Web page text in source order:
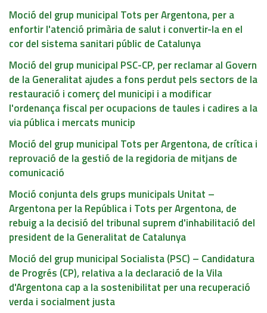
Moció del grup municipal Tots per Argentona, per a
enfortir l'atenció primària de salut i convertir-la en el
cor del sistema sanitari públic de Catalunya
Moció del grup municipal PSC-CP, per reclamar al Govern
de la Generalitat ajudes a fons perdut pels sectors de la
restauració i comerç del municipi i a modificar
l'ordenança fiscal per ocupacions de taules i cadires a la
via pública i mercats municip
Moció del grup municipal Tots per Argentona, de crítica i
reprovació de la gestió de la regidoria de mitjans de
comunicació
Moció conjunta dels grups municipals Unitat –
Argentona per la República i Tots per Argentona, de
rebuig a la decisió del tribunal suprem d'inhabilitació del
president de la Generalitat de Catalunya
Moció del grup municipal Socialista (PSC) – Candidatura
de Progrés (CP), relativa a la declaració de la Vila
d'Argentona cap a la sostenibilitat per una recuperació
verda i socialment justa